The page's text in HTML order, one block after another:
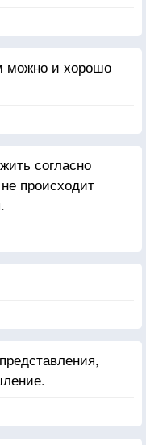
можно и хорошо
согласно
происходит